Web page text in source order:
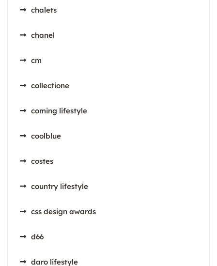
chalets
chanel
cm
collectione
coming lifestyle
coolblue
costes
country lifestyle
css design awards
d66
daro lifestyle